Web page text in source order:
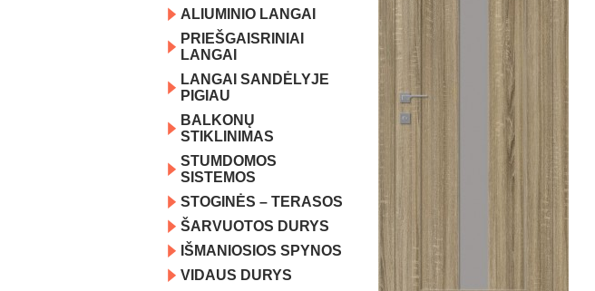
ALIUMINIO LANGAI
PRIEŠGAISRINIAI
LANGAI
LANGAI SANDĖLYJE
PIGIAU
BALKONŲ
STIKLINIMAS
STUMDOMOS
SISTEMOS
STOGINĖS – TERASOS
ŠARVUOTOS DURYS
IŠMANIOSIOS SPYNOS
VIDAUS DURYS